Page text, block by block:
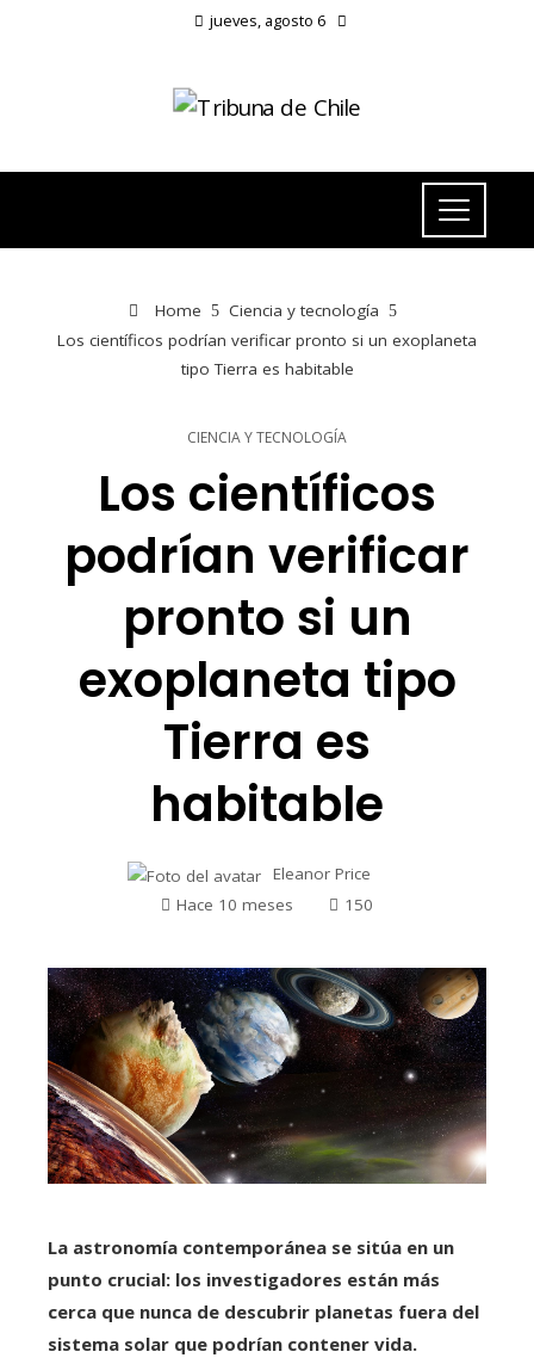
jueves, agosto 6
Home
Ciencia y tecnología
Los científicos podrían verificar pronto si un exoplaneta
tipo Tierra es habitable
CIENCIA Y TECNOLOGÍA
Los científicos
podrían verificar
pronto si un
exoplaneta tipo
Tierra es
habitable
Eleanor Price
Hace 10 meses
150
La astronomía contemporánea se sitúa en un
punto crucial: los investigadores están más
cerca que nunca de descubrir planetas fuera del
sistema solar que podrían contener vida.